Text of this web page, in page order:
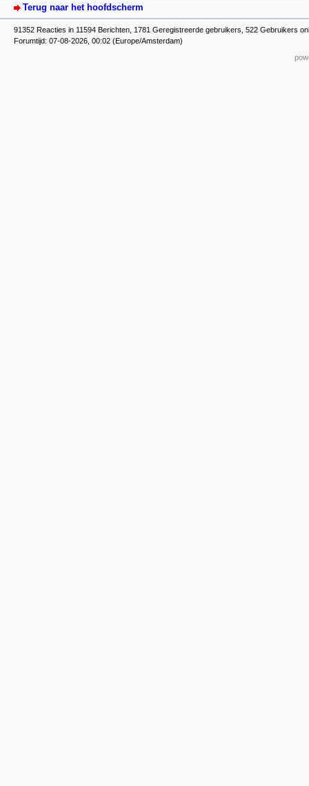
Terug naar het hoofdscherm
91352 Reacties in 11594 Berichten, 1781 Geregistreerde gebruikers, 522 Gebruikers
Forumtijd: 07-08-2026, 00:02 (Europe/Amsterdam)